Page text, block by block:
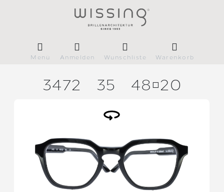
Menü Anmelden Wunschliste Warenkorb
3472 35 4820